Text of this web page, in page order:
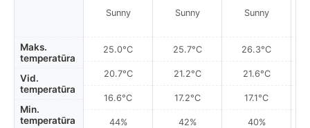
Maks.
temperatūra
Vid.
temperatūra
Min.
temperatūra
Sunny
25.0°C
20.7°C
16.6°C
44%
Sunny
25.7°C
21.2°C
17.2°C
42%
Sunny
26.3°C
21.6°C
17.1°C
40%